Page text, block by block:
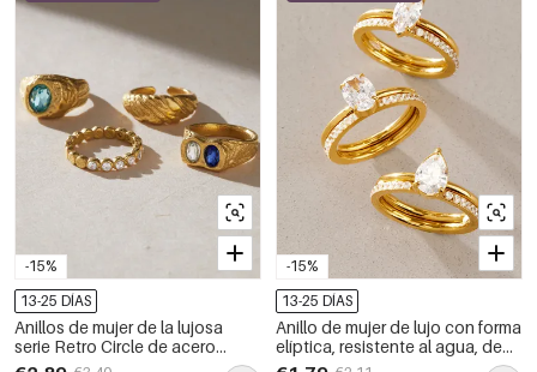
-15%
13-25 DÍAS
Anillos de mujer de la lujosa
serie Retro Circle de acero
inoxidable, resistentes al agua y
-15%
13-25 DÍAS
Anillo de mujer de lujo con forma
elíptica, resistente al agua, de
acero inoxidable y diamantes